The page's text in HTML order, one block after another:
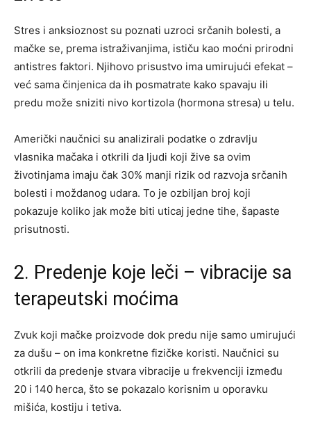
Stres i anksioznost su poznati uzroci srčanih bolesti, a
mačke se, prema istraživanjima, ističu kao moćni prirodni
antistres faktori. Njihovo prisustvo ima umirujući efekat –
već sama činjenica da ih posmatrate kako spavaju ili
predu može sniziti nivo kortizola (hormona stresa) u telu.
Američki naučnici su analizirali podatke o zdravlju
vlasnika mačaka i otkrili da ljudi koji žive sa ovim
životinjama imaju čak 30% manji rizik od razvoja srčanih
bolesti i moždanog udara. To je ozbiljan broj koji
pokazuje koliko jak može biti uticaj jedne tihe, šapaste
prisutnosti.
2. Predenje koje leči – vibracije sa
terapeutski moćima
Zvuk koji mačke proizvode dok predu nije samo umirujući
za dušu – on ima konkretne fizičke koristi. Naučnici su
otkrili da predenje stvara vibracije u frekvenciji između
20 i 140 herca, što se pokazalo korisnim u oporavku
mišića, kostiju i tetiva.